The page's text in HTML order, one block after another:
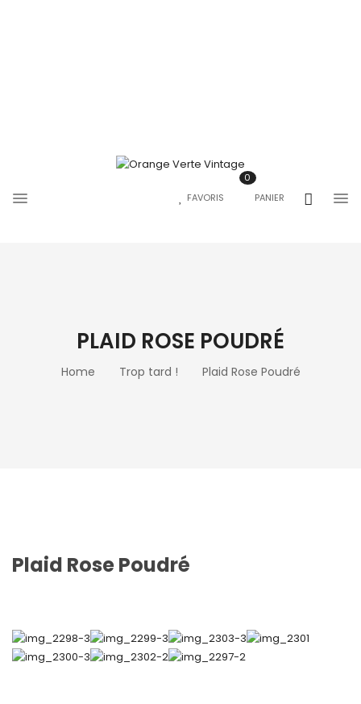
FAVORIS PANIER
0
PLAID ROSE POUDRÉ
Home Trop tard ! Plaid Rose Poudré
Plaid Rose Poudré